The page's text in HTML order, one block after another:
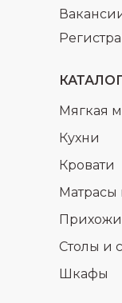
Кухни
Мягкая
Кровати
Матрасы
Столы и
Шкафы